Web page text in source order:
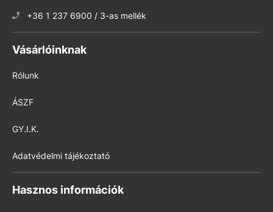
+36 1 237 6900 / 3-as mellék
Vásárlóinknak
Rólunk
ÁSZF
GY.I.K.
Adatvédelmi tájékoztató
Hasznos információk